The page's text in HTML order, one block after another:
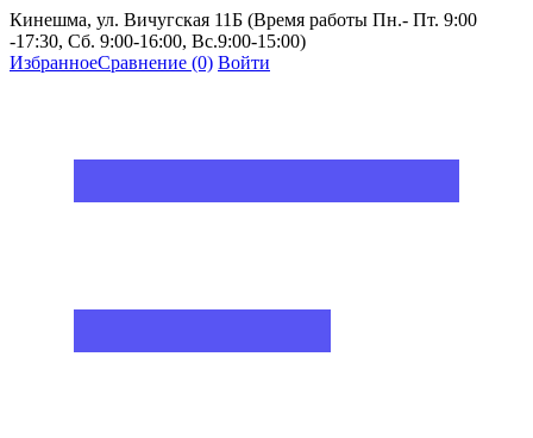
Кинешма, ул. Вичугская 11Б (Время работы Пн.- Пт. 9:00
-17:30, Сб. 9:00-16:00, Вс.9:00-15:00)
ИзбранноеСравнение (0) Войти